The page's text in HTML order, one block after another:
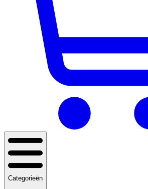
Categorieën